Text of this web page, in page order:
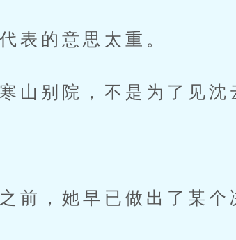
的意思太重。
别院，不是为了见沈
，她早已做出了某个